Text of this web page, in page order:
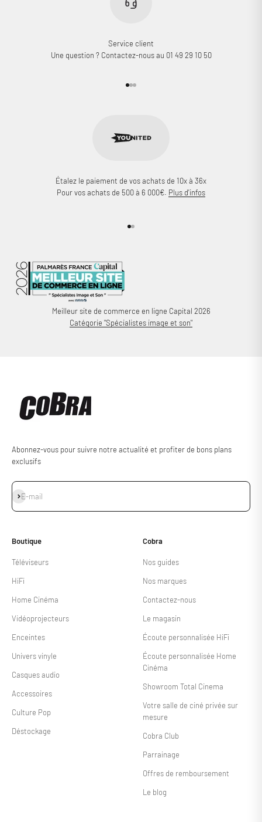
Service client
Une question ? Contactez-nous au 01 49 29 10 50
Aller à l'élément 1
Aller à l'élément 2
Aller à l'élément 3
Étalez le paiement de vos achats de 10x à 36x
Pour vos achats de 500 à 6 000€. Plus d'infos
Aller à l'élément 1
Aller à l'élément 2
Meilleur site de commerce en ligne Capital 2026
Catégorie "Spécialistes image et son"
Abonnez-vous pour suivre notre actualité et profiter de bons plans
exclusifs
E-mail
S'inscrire
Boutique
Téléviseurs
HiFi
Home Cinéma
Vidéoprojecteurs
Enceintes
Univers vinyle
Casques audio
Accessoires
Culture Pop
Déstockage
Cobra
Nos guides
Nos marques
Contactez-nous
Le magasin
Écoute personnalisée HiFi
Écoute personnalisée Home
Cinéma
Showroom Total Cinema
Votre salle de ciné privée sur
mesure
Cobra Club
Parrainage
Offres de remboursement
Le blog